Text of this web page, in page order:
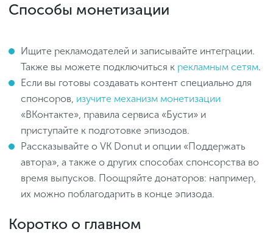
Способы монетизации
Ищите рекламодателей и записывайте интеграции.
Также вы можете подключиться к рекламным сетям.
Если вы готовы создавать контент специально для
спонсоров, изучите механизм монетизации
«ВКонтакте», правила сервиса «Бусти» и
приступайте к подготовке эпизодов.
Рассказывайте о VK Donut и опции «Поддержать
автора», а также о других способах спонсорства во
время выпусков. Поощряйте донаторов: например,
их можно поблагодарить в конце эпизода.
Коротко о главном